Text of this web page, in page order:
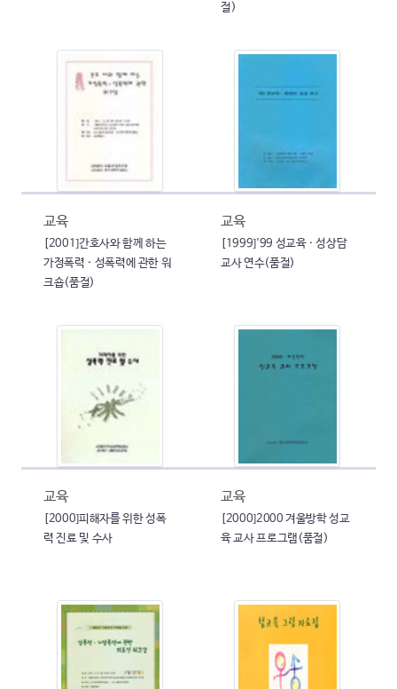
절)
교육
[2001]간호사와 함께 하는
가정폭력 · 성폭력에 관한 워
크숍(품절)
교육
[1999]'99 성교육 · 성상담
교사 연수(품절)
교육
[2000]피해자를 위한 성폭
력 진료 및 수사
교육
[2000]2000 겨울방학 성교
육 교사 프로그램(품절)